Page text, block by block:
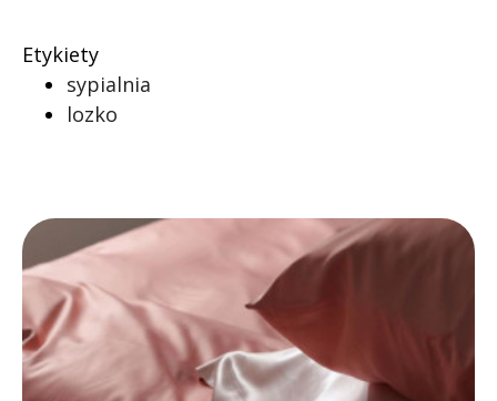
Etykiety
sypialnia
lozko